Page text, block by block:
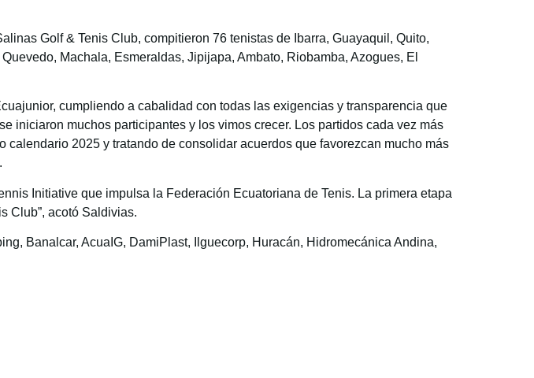
Golf & Tenis Club, compitieron 76 tenistas de Ibarra, Guayaquil, Quito,
Machala, Esmeraldas, Jipijapa, Ambato, Riobamba, Azogues, El
cumpliendo a cabalidad con todas las exigencias y transparencia que
muchos participantes y los vimos crecer. Los partidos cada vez más
2025 y tratando de consolidar acuerdos que favorezcan mucho más
Initiative que impulsa la Federación Ecuatoriana de Tenis. La primera etapa
Club”, acotó Saldivias.
Banalcar, AcuaIG, DamiPlast, Ilguecorp, Huracán, Hidromecánica Andina,